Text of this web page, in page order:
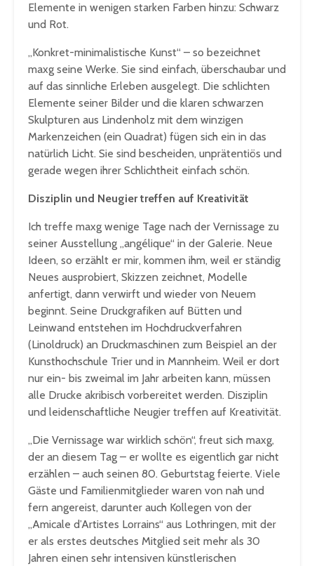
Elemente in wenigen starken Farben hinzu: Schwarz
und Rot.
„Konkret-minimalistische Kunst“ – so bezeichnet
maxg seine Werke. Sie sind einfach, überschaubar und
auf das sinnliche Erleben ausgelegt. Die schlichten
Elemente seiner Bilder und die klaren schwarzen
Skulpturen aus Lindenholz mit dem winzigen
Markenzeichen (ein Quadrat) fügen sich ein in das
natürlich Licht. Sie sind bescheiden, unprätentiös und
gerade wegen ihrer Schlichtheit einfach schön.
Disziplin und Neugier treffen auf Kreativität
Ich treffe maxg wenige Tage nach der Vernissage zu
seiner Ausstellung „angélique“ in der Galerie. Neue
Ideen, so erzählt er mir, kommen ihm, weil er ständig
Neues ausprobiert, Skizzen zeichnet, Modelle
anfertigt, dann verwirft und wieder von Neuem
beginnt. Seine Druckgrafiken auf Bütten und
Leinwand entstehen im Hochdruckverfahren
(Linoldruck) an Druckmaschinen zum Beispiel an der
Kunsthochschule Trier und in Mannheim. Weil er dort
nur ein- bis zweimal im Jahr arbeiten kann, müssen
alle Drucke akribisch vorbereitet werden. Disziplin
und leidenschaftliche Neugier treffen auf Kreativität.
„Die Vernissage war wirklich schön“, freut sich maxg,
der an diesem Tag – er wollte es eigentlich gar nicht
erzählen – auch seinen 80. Geburtstag feierte. Viele
Gäste und Familienmitglieder waren von nah und
fern angereist, darunter auch Kollegen von der
„Amicale d’Artistes Lorrains“ aus Lothringen, mit der
er als erstes deutsches Mitglied seit mehr als 30
Jahren einen sehr intensiven künstlerischen